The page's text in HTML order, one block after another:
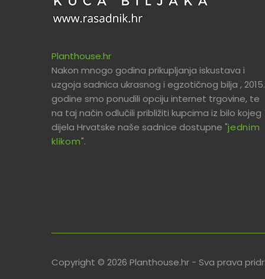
Planthouse.hr
Nakon mnogo godina prikupljanja iskustava i
uzgoja sadnica ukrasnog i egzotičnog bilja , 2015.
godine smo ponudili opciju internet trgovine, te
na taj način odlučili približiti kupcima iz bilo kojeg
dijela Hrvatske naše sadnice dostupne "jednim
klikom".
Copyright © 2026 Planthouse.hr - Sva prava